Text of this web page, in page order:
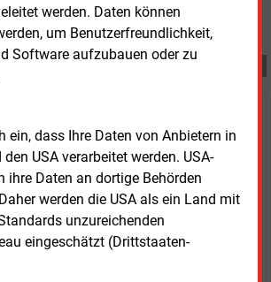
werden. Daten können
um Benutzerfreundlichkeit,
Software aufzubauen oder zu
ein, dass Ihre Daten von Anbietern in
USA verarbeitet werden. USA-
ihre Daten an dortige Behörden
werden die USA als ein Land mit
unzureichenden
eingeschätzt (Drittstaaten-
Zeitz in Elsteraue sollen künftig
verwerten werden. Das Contracting-Projekt
für Ihr Unternehmen?
an, wenn Sie Fragen zur Nutzung von
den verschiedenen Abonnement-
freut sich unter Tel. 08152 / 93